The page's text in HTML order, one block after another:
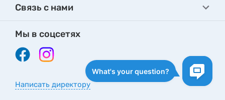
Связь с нами
Мы в соцсетях
Написать директору